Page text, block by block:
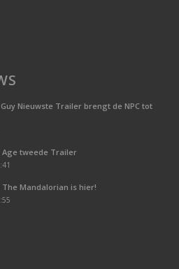
Nieuwste Trailer brengt de NPC tot
Age tweede Trailer
Mandalorian is hier!